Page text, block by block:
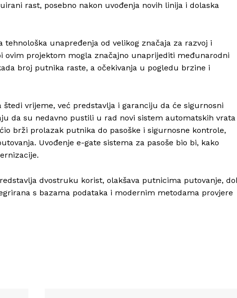
rast, posebno nakon uvođenja novih linija i dolaska
tehnološka unapređenja od velikog značaja za razvoj i
projektom mogla značajno unaprijediti međunarodni
broj putnika raste, a očekivanja u pogledu brzine i
vrijeme, već predstavlja i garanciju da će sigurnosni
da su nedavno pustili u rad novi sistem automatskih vrata
brži prolazak putnika do pasoške i sigurnosne kontrole,
Uvođenje e-gate sistema za pasoše bio bi, kako
dvostruku korist, olakšava putnicima putovanje,
s bazama podataka i modernim metodama provjere